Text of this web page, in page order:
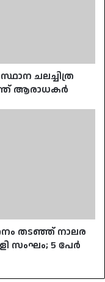
ചലച്ചിത്ര
ആരാധകർ
തടഞ്ഞ് നാലര
സംഘം; 5 പേർ